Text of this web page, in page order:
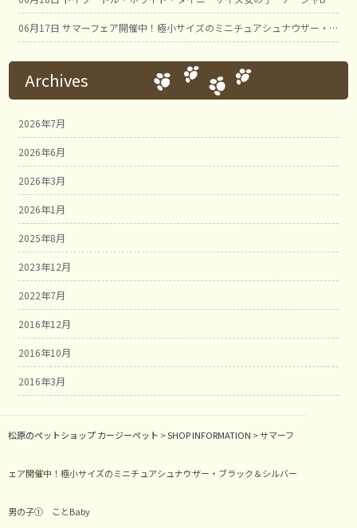
06月17日 サマーフェア開催中！極小サイズのミニチュアシュナウザー・ブラック＆シルバー男の子① ことBaby
Archives
2026年7月
2026年6月
2026年3月
2026年1月
2025年8月
2023年12月
2022年7月
2016年12月
2016年10月
2016年3月
松原のペットショップ カージーペット >SHOP INFORMATION >サマーフ
ェア開催中！極小サイズのミニチュアシュナウザー・ブラック＆シルバー
男の子① ことBaby